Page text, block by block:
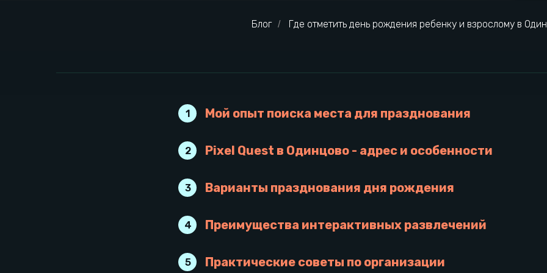
Блог / Где отметить день рождения ребенку и взрослому в
1 Мой опыт поиска места для празднования
2 Pixel Quest в Одинцово - адрес и особенности
3 Варианты празднования дня рождения
4 Преимущества интерактивных развлечений
5 Практические советы по организации